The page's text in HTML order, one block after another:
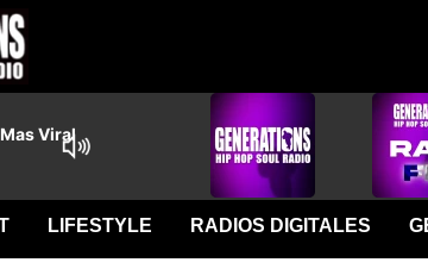
LIFESTYLE RADIOS DIGITALES
Viral